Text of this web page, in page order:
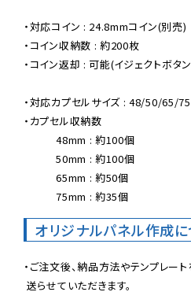
・対応コイン : 24.8mmコイン(別売)
・コイン収納数 : 約200枚
・コイン返却 : 可能(イジェクトボタ
・対応カプセルサイズ : 48/50/65/
・カプセル収納数
48mm : 約100個
50mm : 約100個
65mm : 約50個
75mm : 約35個
オリジナルパネル作成に
・ご注文後、納品方法やテンプレー